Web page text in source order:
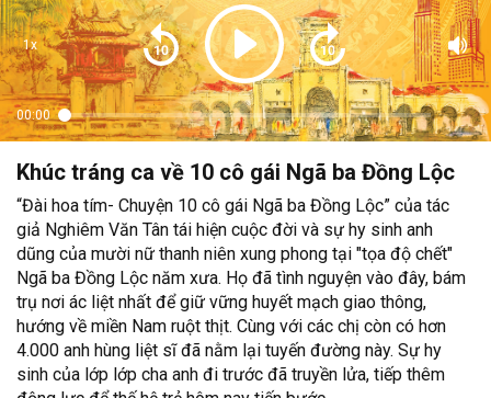
1x
00:00
Khúc tráng ca về 10 cô gái Ngã ba Đồng Lộc
“Đài hoa tím- Chuyện 10 cô gái Ngã ba Đồng Lộc” của tác
giả Nghiêm Văn Tân tái hiện cuộc đời và sự hy sinh anh
dũng của mười nữ thanh niên xung phong tại "tọa độ chết"
Ngã ba Đồng Lộc năm xưa. Họ đã tình nguyện vào đây, bám
trụ nơi ác liệt nhất để giữ vững huyết mạch giao thông,
hướng về miền Nam ruột thịt. Cùng với các chị còn có hơn
4.000 anh hùng liệt sĩ đã nằm lại tuyến đường này. Sự hy
sinh của lớp lớp cha anh đi trước đã truyền lửa, tiếp thêm
Hủy